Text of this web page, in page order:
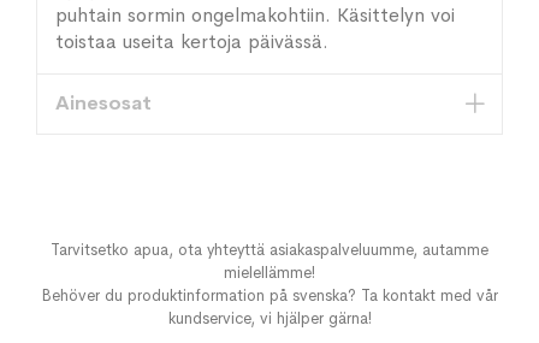
puhtain sormin ongelmakohtiin. Käsittelyn voi
toistaa useita kertoja päivässä.
Ainesosat
Tarvitsetko apua, ota yhteyttä asiakaspalveluumme, autamme
mielellämme!
Behöver du produktinformation på svenska? Ta kontakt med vår
kundservice, vi hjälper gärna!